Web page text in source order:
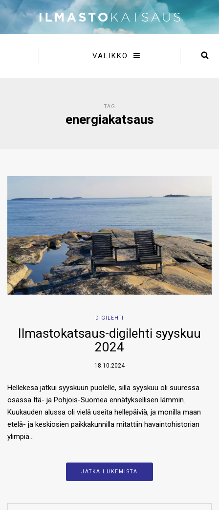
VALIKKO
TAG
energiakatsaus
DIGILEHTI
Ilmastokatsaus-digilehti syyskuu
2024
18.10.2024
Hellekesä jatkui syyskuun puolelle, sillä syyskuu oli suuressa
osassa Itä- ja Pohjois-Suomea ennätyksellisen lämmin.
Kuukauden alussa oli vielä useita hellepäiviä, ja monilla maan
etelä- ja keskiosien paikkakunnilla mitattiin havaintohistorian
ylimpiä…
JATKA LUKEMISTA